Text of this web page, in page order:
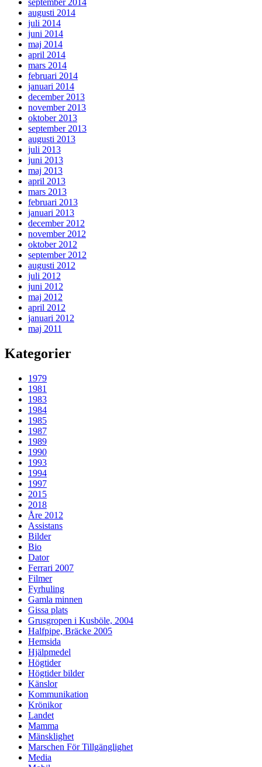
september 2014
augusti 2014
juli 2014
juni 2014
maj 2014
april 2014
mars 2014
februari 2014
januari 2014
december 2013
november 2013
oktober 2013
september 2013
augusti 2013
juli 2013
juni 2013
maj 2013
april 2013
mars 2013
februari 2013
januari 2013
december 2012
november 2012
oktober 2012
september 2012
augusti 2012
juli 2012
juni 2012
maj 2012
april 2012
januari 2012
maj 2011
Kategorier
1979
1981
1983
1984
1985
1987
1989
1990
1993
1994
1997
2015
2018
Åre 2012
Assistans
Bilder
Bio
Dator
Ferrari 2007
Filmer
Fyrhuling
Gamla minnen
Gissa plats
Grusgropen i Kusböle, 2004
Halfpipe, Bräcke 2005
Hemsida
Hjälpmedel
Högtider
Högtider bilder
Känslor
Kommunikation
Krönikor
Landet
Mamma
Mänsklighet
Marschen För Tillgänglighet
Media